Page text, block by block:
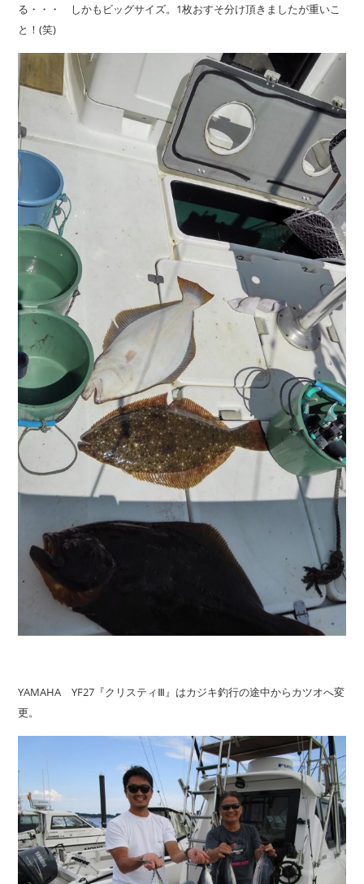
る・・・ しかもビッグサイズ。1枚おすそ分け頂きましたが重いこ
と！(笑)
YAMAHA YF27『クリスティⅢ』はカジキ釣行の途中からカツオへ変
更。